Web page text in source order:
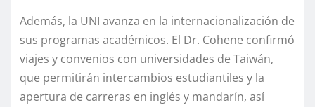
Además, la UNI avanza en la internacionalización de
sus programas académicos. El Dr. Cohene confirmó
viajes y convenios con universidades de Taiwán,
que permitirán intercambios estudiantiles y la
apertura de carreras en inglés y mandarín, así